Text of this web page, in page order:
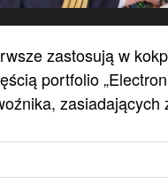
zastosują w
portfolio